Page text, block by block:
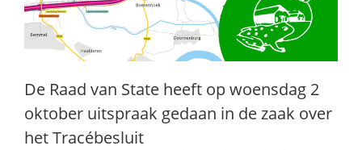
De Raad van State heeft op woensdag 2
oktober uitspraak gedaan in de zaak over
het Tracébesluit